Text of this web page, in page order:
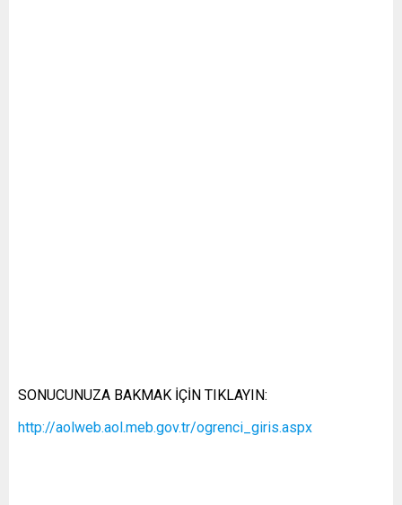
SONUCUNUZA BAKMAK İÇİN TIKLAYIN:
http://aolweb.aol.meb.gov.tr/ogrenci_giris.aspx